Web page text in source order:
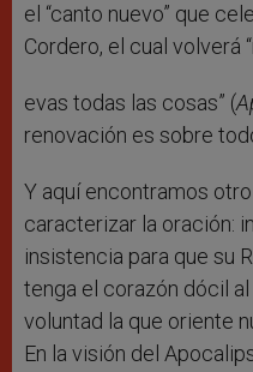
el “canto nuevo” que
Cordero, el cual volverá
evas todas las cosas” (
renovación es sobre
Y aquí encontramos
caracterizar la oración:
insistencia para que su
tenga el corazón dócil
voluntad la que oriente
En la visión del